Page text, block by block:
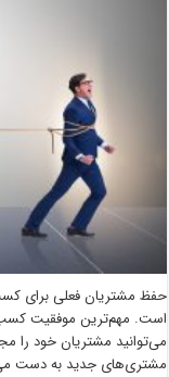
حفظ مشتریان فعلی برای
است. مهم‌ترین موفقیت کسب
می‌توانید مشتریان خود را
مشتری‌های جدید به دست